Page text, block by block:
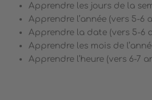
Apprendre les jours de la
Apprendre l’année (vers 5-6
Apprendre la date (vers 5-6
Apprendre les mois de
Apprendre l’heure (vers 6-7